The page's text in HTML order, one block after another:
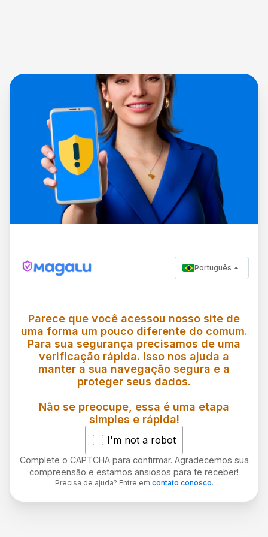
Português
Parece que você acessou nosso site de
uma forma um pouco diferente do comum.
Para sua segurança precisamos de uma
verificação rápida. Isso nos ajuda a
manter a sua navegação segura e a
proteger seus dados.
Não se preocupe, essa é uma etapa
simples e rápida!
I'm not a robot
Complete o CAPTCHA para confirmar. Agradecemos sua
compreensão e estamos ansiosos para te receber!
Precisa de ajuda? Entre em contato conosco.